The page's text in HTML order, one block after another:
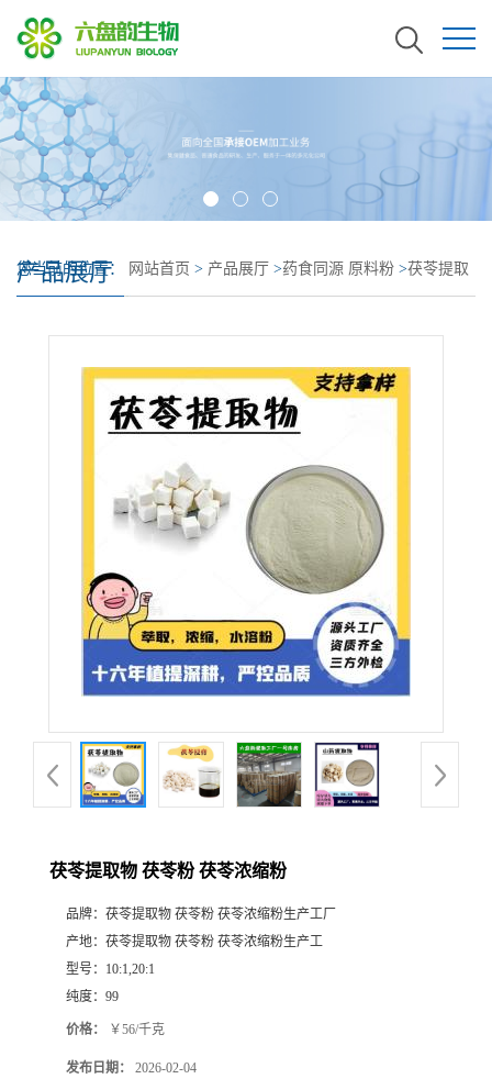
产品展厅
您当前的位置： 网站首页 > 产品展厅 >药食同源 原料粉 >茯苓提取
茯苓提取物 茯苓粉 茯苓浓缩粉
品牌： 茯苓提取物 茯苓粉 茯苓浓缩粉生产工厂
产地： 茯苓提取物 茯苓粉 茯苓浓缩粉生产工
型号： 10:1,20:1
纯度： 99
价格： ￥56/千克
发布日期： 2026-02-04